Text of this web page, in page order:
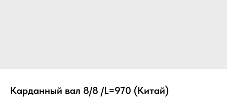
Карданный вал 8/8 /L=970 (Китай)